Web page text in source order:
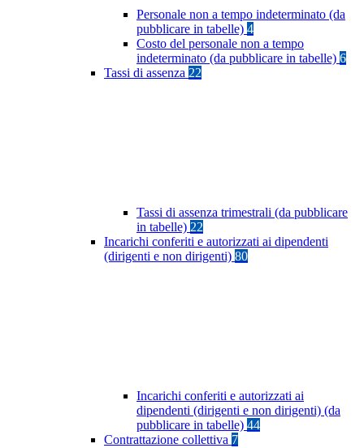
Personale non a tempo indeterminato (da
pubblicare in tabelle) 4
Costo del personale non a tempo
indeterminato (da pubblicare in tabelle) 6
Tassi di assenza 22
Tassi di assenza trimestrali (da pubblicare
in tabelle) 22
Incarichi conferiti e autorizzati ai dipendenti
(dirigenti e non dirigenti) 80
Incarichi conferiti e autorizzati ai
dipendenti (dirigenti e non dirigenti) (da
pubblicare in tabelle) 44
Contrattazione collettiva 7